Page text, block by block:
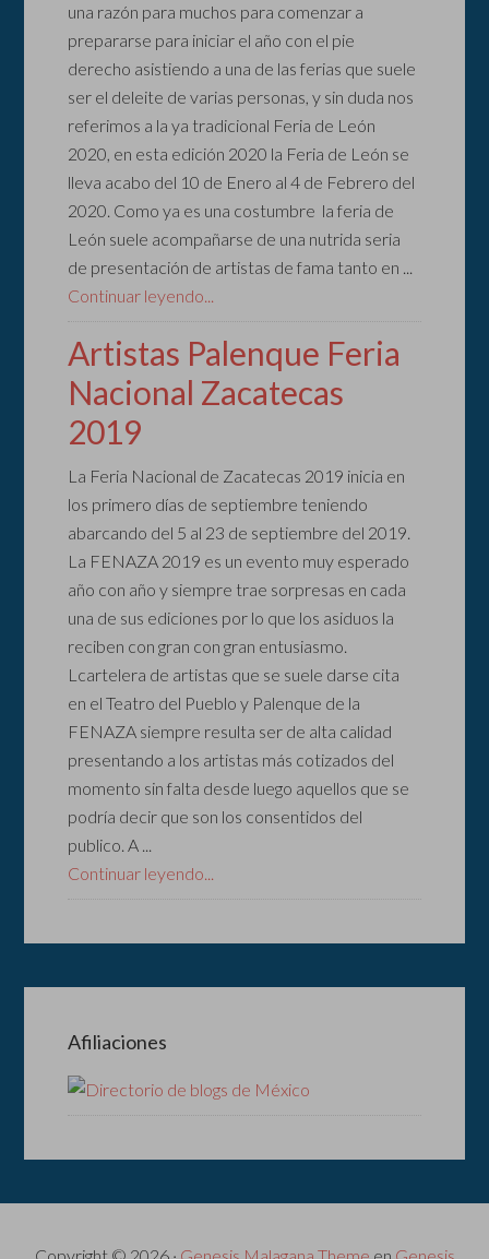
una razón para muchos para comenzar a
prepararse para iniciar el año con el pie
derecho asistiendo a una de las ferias que suele
ser el deleite de varias personas, y sin duda nos
referimos a la ya tradicional Feria de León
2020, en esta edición 2020 la Feria de León se
lleva acabo del 10 de Enero al 4 de Febrero del
2020. Como ya es una costumbre la feria de
León suele acompañarse de una nutrida seria
de presentación de artistas de fama tanto en ...
Continuar leyendo...
Artistas Palenque Feria
Nacional Zacatecas
2019
La Feria Nacional de Zacatecas 2019 inicia en
los primero días de septiembre teniendo
abarcando del 5 al 23 de septiembre del 2019.
La FENAZA 2019 es un evento muy esperado
año con año y siempre trae sorpresas en cada
una de sus ediciones por lo que los asiduos la
reciben con gran con gran entusiasmo.
Lcartelera de artistas que se suele darse cita
en el Teatro del Pueblo y Palenque de la
FENAZA siempre resulta ser de alta calidad
presentando a los artistas más cotizados del
momento sin falta desde luego aquellos que se
podría decir que son los consentidos del
publico. A ...
Continuar leyendo...
Afiliaciones